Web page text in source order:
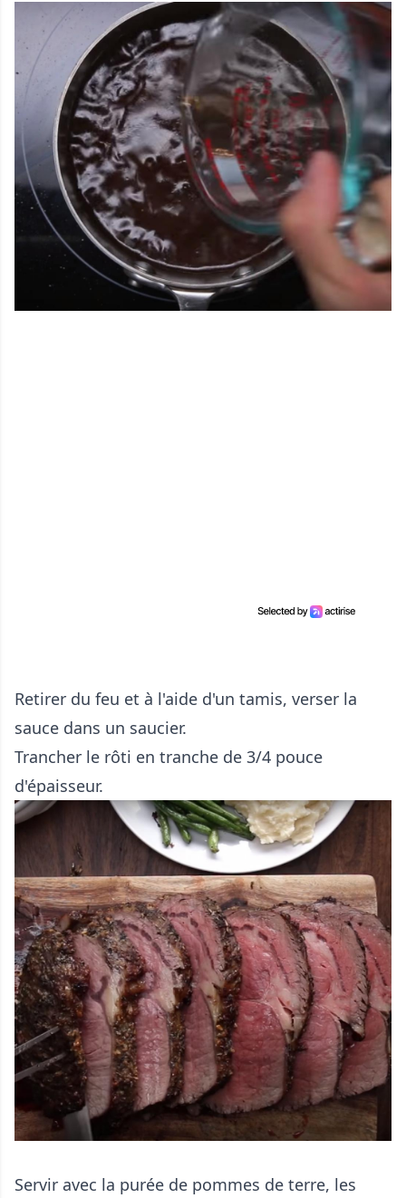
Retirer du feu et à l'aide d'un tamis, verser la
sauce dans un saucier.
Trancher le rôti en tranche de 3/4 pouce
d'épaisseur.
Servir avec la purée de pommes de terre, les